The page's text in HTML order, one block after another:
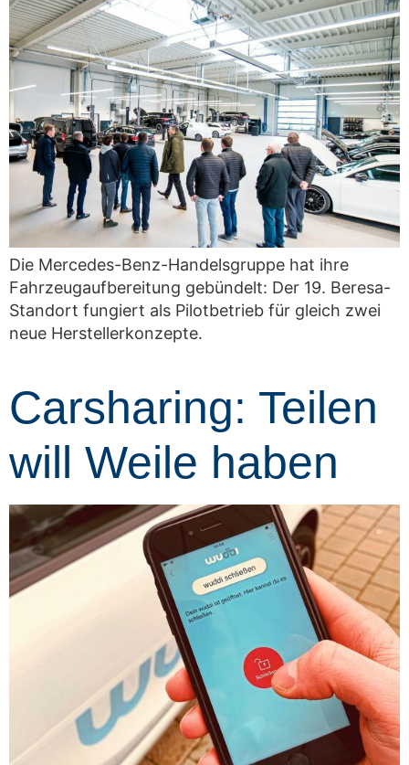
Die Mercedes-Benz-Handelsgruppe hat ihre
Fahrzeugaufbereitung gebündelt: Der 19. Beresa-
Standort fungiert als Pilotbetrieb für gleich zwei
neue Herstellerkonzepte.
Carsharing: Teilen
will Weile haben